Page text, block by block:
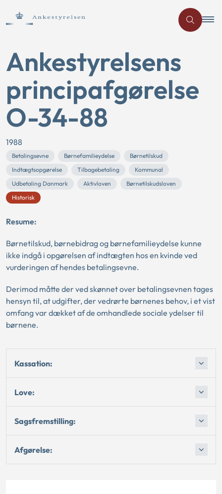
Ankestyrelsens
principafgørelse
O-34-88
1988
Betalingsevne Børnefamilieydelse
Børnetilskud
Indtægtsopgørelse
Tilbagebetaling
Kommunal
Udbetaling Danmark
Aktivloven
Børnetilskudsloven
Historisk
Resume:
Børnetilskud, børnebidrag og børnefamilieydelse kunne
ikke indgå i opgørelsen af indtægten hos en kvinde ved
vurderingen af hendes betalingsevne.
Derimod måtte der ved skønnet over betalingsevnen tages
hensyn til, at udgifter, der vedrørte børnenes behov, i et vist
omfang var dækket af de omhandlede sociale ydelser til
børnene.
Kassation:
Love:
Sagsfremstilling:
Afgørelse: